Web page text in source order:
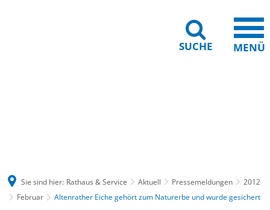
SUCHE MENÜ
Sie sind hier: Rathaus & Service Aktuell Pressemeldungen
2012
Februar
Altenrather Eiche gehört zum Naturerbe und wurde gesichert